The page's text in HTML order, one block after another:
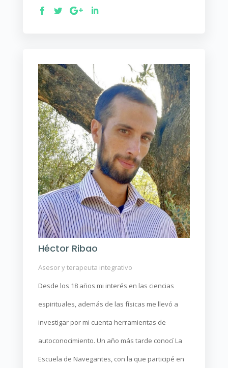
Héctor Ribao
Asesor y terapeuta integrativo
Desde los 18 años mi interés en las ciencias
espirituales, además de las físicas me llevó a
investigar por mi cuenta herramientas de
autoconocimiento. Un año más tarde conocí La
Escuela de Navegantes, con la que participé en